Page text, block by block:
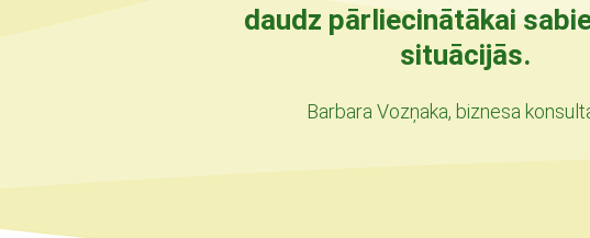
daudz pārliecinātākai
situācijās.
Barbara Vozņaka, biznesa